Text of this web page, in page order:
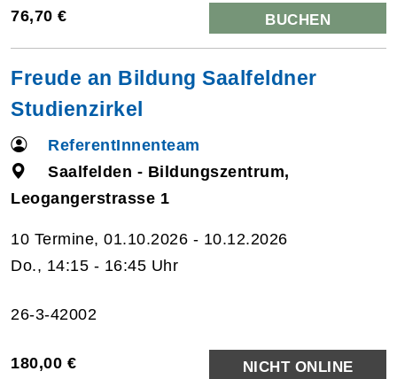
76,70 € BUCHEN
Freude an Bildung Saalfeldner
Studienzirkel
ReferentInnenteam
Saalfelden - Bildungszentrum,
Leogangerstrasse 1
10 Termine, 01.10.2026 - 10.12.2026
Do., 14:15 - 16:45 Uhr
26-3-42002
180,00 €
NICHT ONLINE